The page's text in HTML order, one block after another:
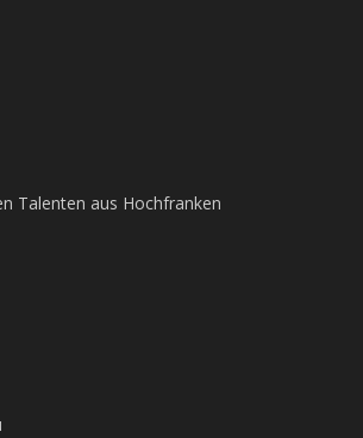
Talenten aus Hochfranken